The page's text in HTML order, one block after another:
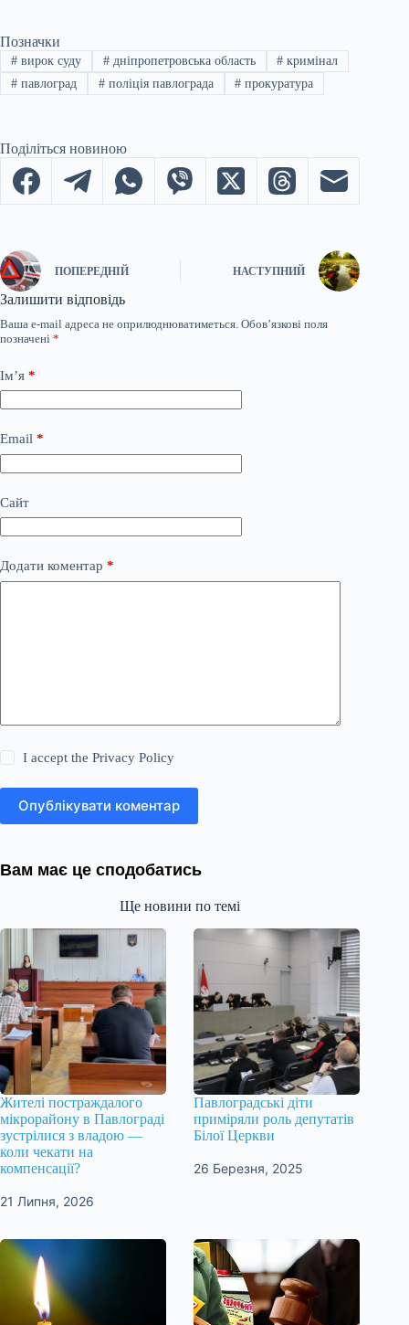
Позначки
#вирок суду #дніпропетровська область # кримінал
#павлоград #поліція павлограда # прокуратура
Поділіться новиною
ПОПЕРЕДНІЙ НАСТУПНИЙ
Залишити відповідь
Ваша e-mail адреса не оприлюднюватиметься. Обов’язкові поля
позначені *
Ім’я *
Email *
Сайт
Додати коментар *
I accept thePrivacy Policy
Опублікувати коментар
Вам має це сподобатись
Ще новини по темі
Жителі постраждалого
мікрорайону в Павлограді
зустрілися з владою —
коли чекати на
компенсації?
21 Липня, 2026
Павлоградські діти
приміряли роль депутатів
Білої Церкви
26 Березня, 2025